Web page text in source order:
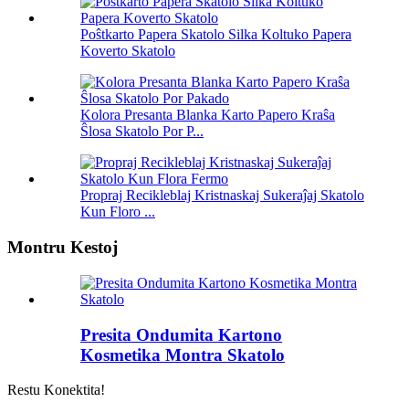
Poŝtkarto Papera Skatolo Silka Koltuko Papera
Koverto Skatolo
Kolora Presanta Blanka Karto Papero Kraŝa
Ŝlosa Skatolo Por P...
Propraj Recikleblaj Kristnaskaj Sukeraĵaj Skatolo
Kun Floro ...
Montru Kestoj
Presita Ondumita Kartono
Kosmetika Montra Skatolo
Restu Konektita!